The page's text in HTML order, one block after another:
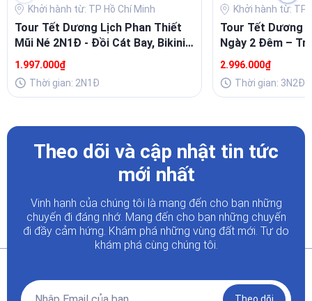
Khởi hành từ: TP Hồ Chí Minh
Tour Tết Dương Lịch Phan Thiết
Mũi Né 2N1Đ - Đồi Cát Bay, Bikini
Beach, Ngọc Trai
1.997.000₫
Thời gian: 2N1Đ
Khởi hành từ: TP
Tour Tết Dương
Ngày 2 Đêm –
Xanh Và Ẩm
2.996.000₫
Thời gian: 3N2Đ
Theo dõi và cập nhật tin tức
mới nhất
Vinh hạnh của chúng tôi là mang đến cho bạn những
chuyến đi đáng nhớ. Mang đến cho bạn những chuyến
đi đầy cảm hứng. Khám phá những vùng đất mới. Tự do
khám phá cùng chúng tôi.